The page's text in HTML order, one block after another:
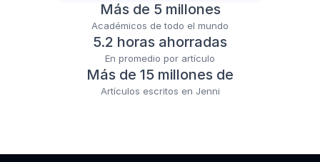
Más de 5 millones
Académicos de todo el mundo
5.2 horas ahorradas
En promedio por artículo
Más de 15 millones de
Artículos escritos en Jenni